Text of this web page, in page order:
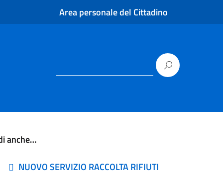
Area personale del Cittadino
anche…
NUOVO SERVIZIO RACCOLTA RIFIUTI